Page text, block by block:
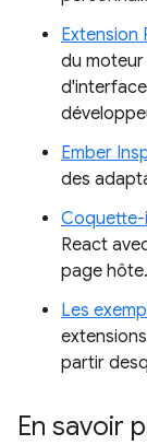
Extension
du
Ember
des
React
page hôte.
Les
partir
En savoir